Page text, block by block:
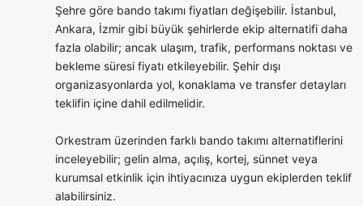
Şehre göre bando takımı fiyatları değişebilir. İstanbul,
Ankara, İzmir gibi büyük şehirlerde ekip alternatifi daha
fazla olabilir; ancak ulaşım, trafik, performans noktası ve
bekleme süresi fiyatı etkileyebilir. Şehir dışı
organizasyonlarda yol, konaklama ve transfer detayları
teklifin içine dahil edilmelidir.
Orkestram üzerinden farklı bando takımı alternatiflerini
inceleyebilir; gelin alma, açılış, kortej, sünnet veya
kurumsal etkinlik için ihtiyacınıza uygun ekiplerden teklif
alabilirsiniz.